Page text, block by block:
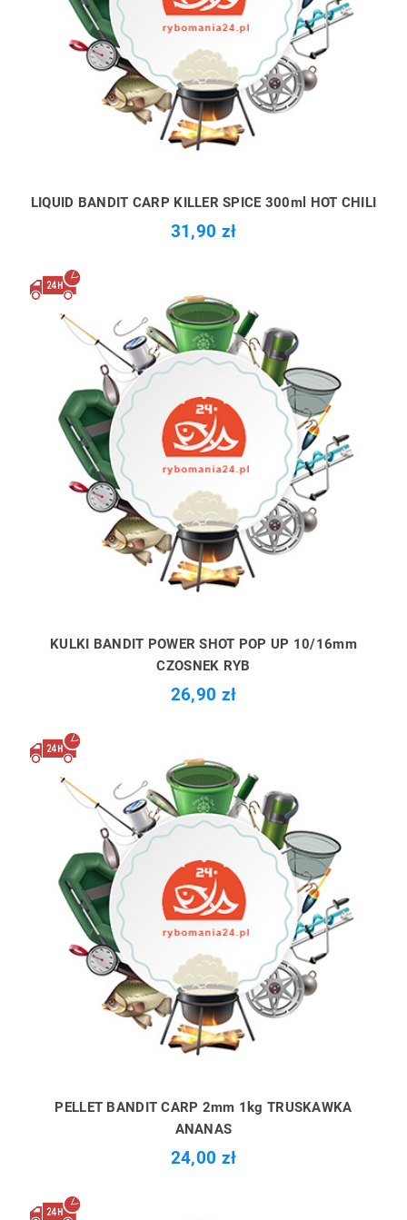
LIQUID BANDIT CARP KILLER SPICE 300ml HOT CHILI
31,90 zł
KULKI BANDIT POWER SHOT POP UP 10/16mm
CZOSNEK RYB
26,90 zł
PELLET BANDIT CARP 2mm 1kg TRUSKAWKA
ANANAS
24,00 zł